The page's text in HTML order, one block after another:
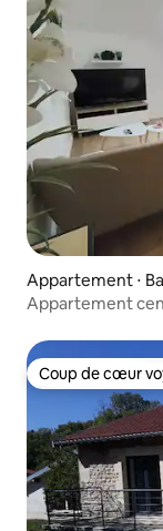
Appartement ⋅
Appartement
Coup de cœur
Coup de cœur